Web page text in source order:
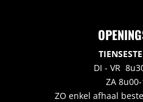
DI - VR
ZA
ZO enkel afhaal